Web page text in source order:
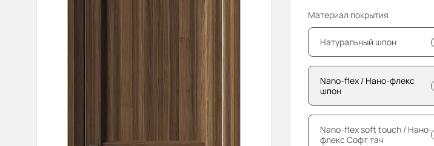
Материал покрытия
Натуральный шпон
Nano-flex / Нано-флекс
шпон
Nano-flex soft touch / Нано-
флекс Софт тач